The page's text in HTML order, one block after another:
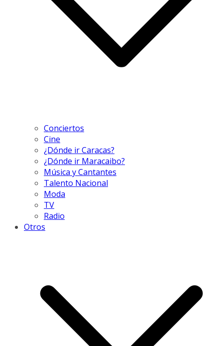
Conciertos
Cine
¿Dónde ir Caracas?
¿Dónde ir Maracaibo?
Música y Cantantes
Talento Nacional
Moda
TV
Radio
Otros